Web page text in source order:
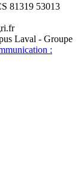
81319 53013
Laval - Groupe
: